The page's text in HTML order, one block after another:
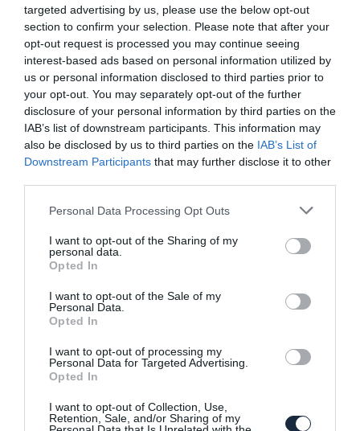
targeted advertising by us, please use the below opt-out
section to confirm your selection. Please note that after your
opt-out request is processed you may continue seeing
interest-based ads based on personal information utilized by
us or personal information disclosed to third parties prior to
your opt-out. You may separately opt-out of the further
disclosure of your personal information by third parties on the
IAB’s list of downstream participants. This information may
also be disclosed by us to third parties on the IAB’s List of
Downstream Participants that may further disclose it to other
Please note that this website/app uses one or more Google
not limited to your visit or usage behaviour. You may click to
grant or deny consent to Google and its third-party tags to
use your data for below specified purposes in below Google
consent section.
Personal Data Processing Opt Outs
I want to opt-out of the Sharing of my
personal data.
Opted In
I want to opt-out of the Sale of my
Personal Data.
Opted In
I want to opt-out of processing my
Personal Data for Targeted Advertising.
Opted In
I want to opt-out of Collection, Use,
Retention, Sale, and/or Sharing of my
Több mint 400 lóerős az Infiniti új csúcs-
kupéja
Új képek az Infiniti Q30-ról
Infiniti